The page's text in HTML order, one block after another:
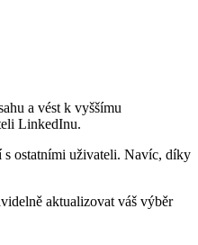
a vést k vyššímu
LinkedInu.
s ostatními uživateli. Navíc, díky
aktualizovat váš výběr